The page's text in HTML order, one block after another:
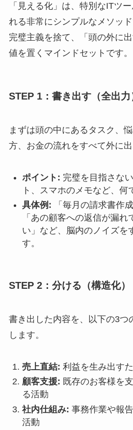
「見える化」は、特別なITツ
れる非常にシンプルなメソッ
完璧主義を捨て、「頭の外に
値を置くマインドセットです。
STEP 1：書き出す（全出力
まずは頭の中にあるタスク、
方、お金の流れをすべて外に出
ポイント: 完璧を目指さな
ト、スマホのメモなど、何
具体例: 「毎月の請求書作
「あの顧客への返信が漏
い」など、脳内のノイズを
す。
STEP 2：分ける（構造化）
書き出した内容を、以下の3つ
します。
売上直結: 利益を生み出す
顧客支援: 既存のお客様を
る活動
社内仕組み: 事務作業や報
活動